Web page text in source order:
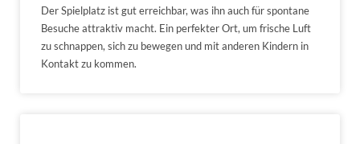
Der Spielplatz ist gut erreichbar, was ihn auch für spontane
Besuche attraktiv macht. Ein perfekter Ort, um frische Luft
zu schnappen, sich zu bewegen und mit anderen Kindern in
Kontakt zu kommen.